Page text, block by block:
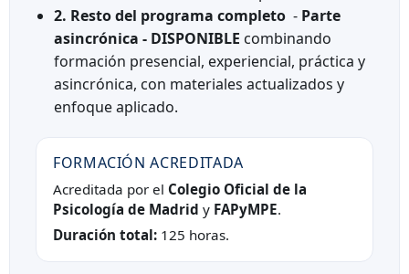
2. Resto del programa completo - Parte
asincrónica - DISPONIBLE combinando
formación presencial, experiencial, práctica y
asincrónica, con materiales actualizados y
enfoque aplicado.
FORMACIÓN ACREDITADA
Acreditada por el Colegio Oficial de la
Psicología de Madrid y FAPyMPE.
Duración total: 125 horas.